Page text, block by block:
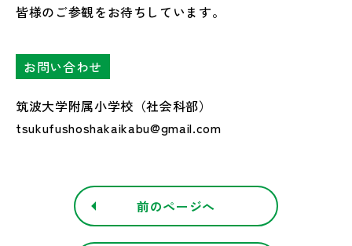
皆様のご参観をお待ちしています。
お問い合わせ
筑波大学附属小学校（社会科部）
tsukufushoshakaikabu@gmail.com
前のページへ